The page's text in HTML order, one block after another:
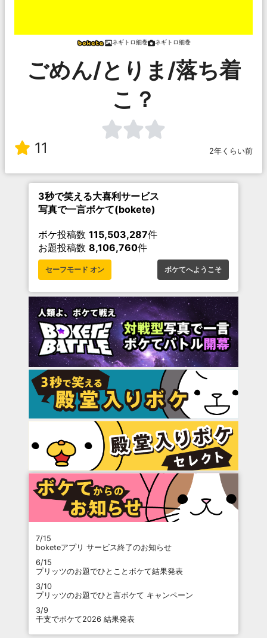
ネギトロ細巻 ネギトロ細巻
ごめん/とりま/落ち着
こ？
11 2年くらい前
3秒で笑える大喜利サービス
写真で一言ボケて(bokete)
ボケ投稿数 115,503,287件
お題投稿数 8,106,760件
セーフモード オン ボケてへようこそ
7/15
boketeアプリ サービス終了のお知らせ
6/15
プリッツのお題でひとことボケて結果発表
3/10
プリッツのお題でひと言ボケて キャンペーン
3/9
干支でボケて2026 結果発表